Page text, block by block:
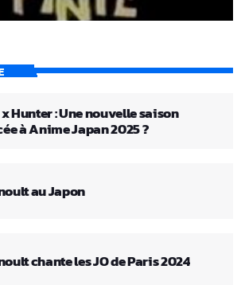
Hunter : Une nouvelle saison
à Anime Japan 2025 ?
au Japon
chante les JO de Paris 2024